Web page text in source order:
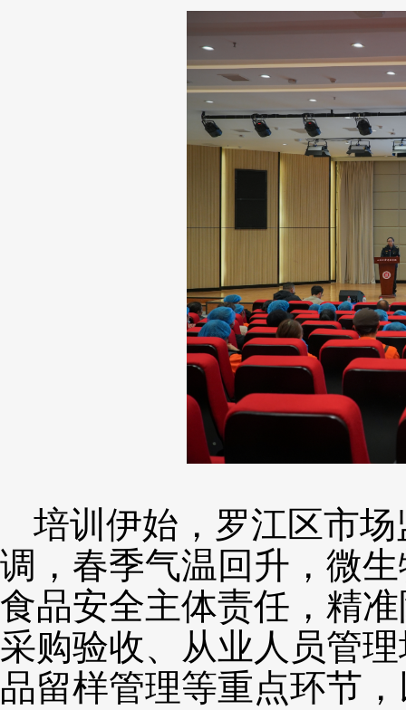
培训伊始，罗江区市
调，春季气温回升，微
食品安全主体责任，精
采购验收、从业人员管
品留样管理等重点环节